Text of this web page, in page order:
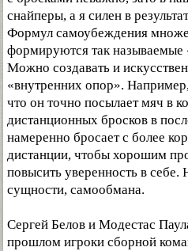
снайперы, а я силен в
Формул самоубеждения
формируются так называемые
Можно создавать и
«внутренних опор».
что он точно посылает мяч в
дистанционных бросков в
намеренно бросает с более
дистанции, чтобы хорошим
повысить уверенность в себе.
сущности, самообмана.
Сергей Белов и Модестас
прошлом игроки сборной